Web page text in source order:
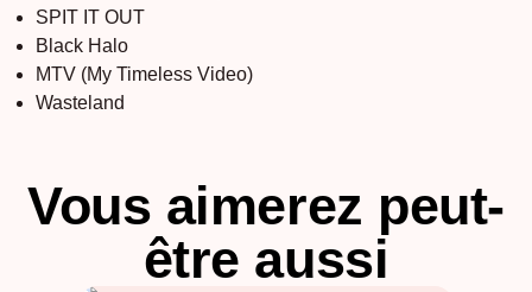
SPIT IT OUT
Black Halo
MTV (My Timeless Video)
Wasteland
Vous aimerez peut-
être aussi